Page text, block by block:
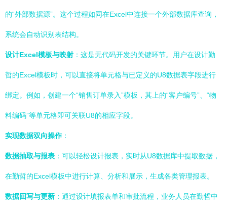
的“外部数据源”。这个过程如同在Excel中连接一个外部数据库查询，
系统会自动识别表结构。
设计Excel模板与映射 ：这是无代码开发的关键环节。用户在设计勤
哲的Excel模板时，可以直接将单元格与已定义的U8数据表字段进行
绑定。例如，创建一个“销售订单录入”模板，其上的“客户编号”、“物
料编码”等单元格即可关联U8的相应字段。
实现数据双向操作：
数据抽取与报表 ：可以轻松设计报表，实时从U8数据库中提取数据，
在勤哲的Excel模板中进行计算、分析和展示，生成各类管理报表。
数据回写与更新 ：通过设计填报表单和审批流程，业务人员在勤哲中